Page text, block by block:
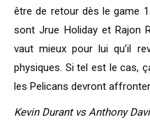
être de retour dès le game
sont Jrue Holiday et Rajon
vaut mieux pour lui qu’il
physiques. Si tel est le cas,
les Pelicans devront
Kevin Durant vs Anthony